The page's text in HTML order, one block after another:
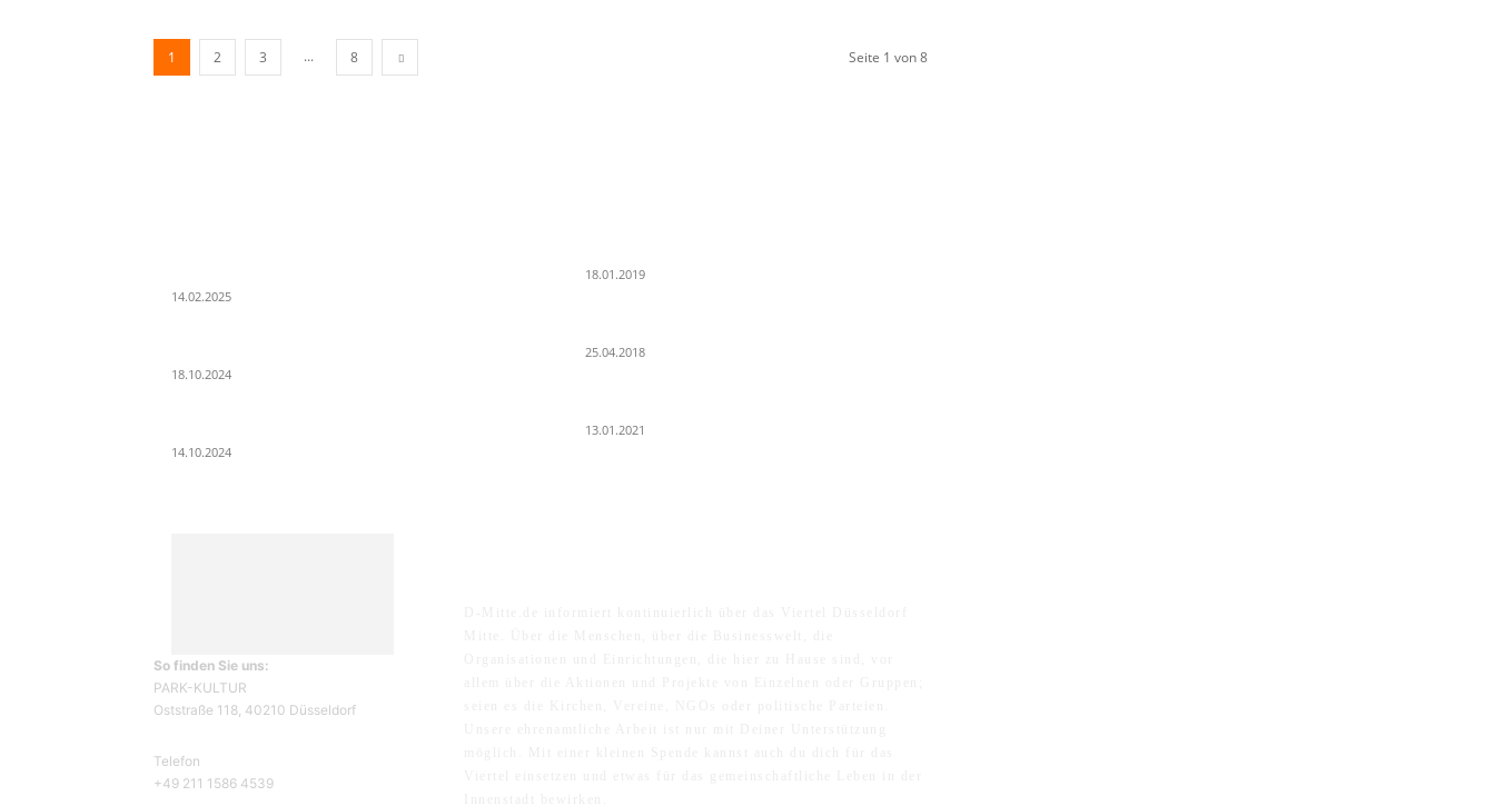
1 2 3 ... 8 Seite 1 von 8
14.02.2025
18.10.2024
14.10.2024
18.01.2019
25.04.2018
13.01.2021
So finden Sie uns:
PARK-KULTUR
Oststraße 118, 40210 Düsseldorf
Telefon
+49 211 1586 4539